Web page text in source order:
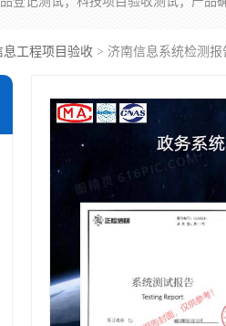
息工程项目验收 > 济南信息系统检测